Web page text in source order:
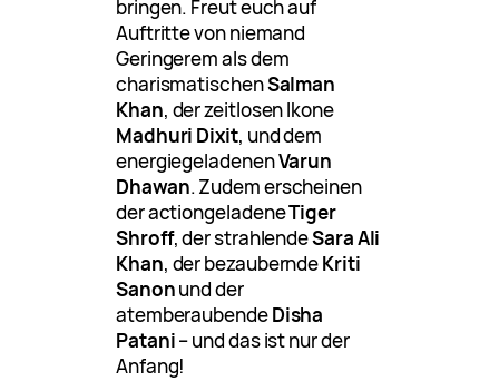
bringen. Freut euch auf
Auftritte von niemand
Geringerem als dem
charismatischenSalman
Khan, der zeitlosen Ikone
Madhuri Dixit, und dem
energiegeladenenVarun
Dhawan. Zudem erscheinen
der actiongeladeneTiger
Shroff, der strahlendeSara Ali
Khan, der bezauberndeKriti
Sanonund der
atemberaubendeDisha
Patani– und das ist nur der
Anfang!